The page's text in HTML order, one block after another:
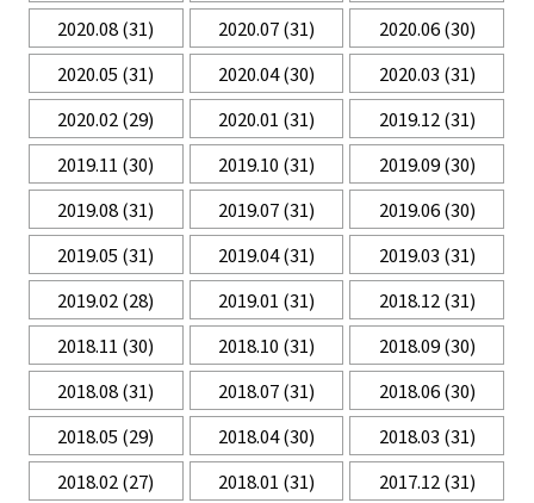
2020.08(31) 2020.07(31) 2020.06(30)
2020.05 (31) 2020.04(30) 2020.03 (31)
2020.02(29) 2020.01 (31) 2019.12(31)
2019.11 (30) 2019.10 (31) 2019.09(30)
2019.08(31) 2019.07(31) 2019.06(30)
2019.05 (31) 2019.04(31) 2019.03 (31)
2019.02(28) 2019.01 (31) 2018.12(31)
2018.11 (30) 2018.10 (31) 2018.09(30)
2018.08(31) 2018.07(31) 2018.06(30)
2018.05 (29) 2018.04(30) 2018.03 (31)
2018.02(27) 2018.01 (31) 2017.12(31)